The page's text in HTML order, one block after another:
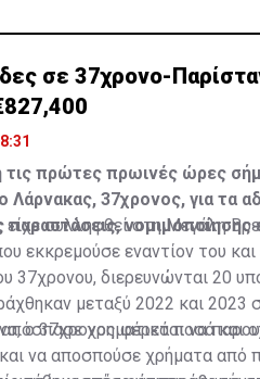
σε 37χρονο-
πρώτες πρωινές ώρες
Λάρνακας, 37χρονος, για τα
παραστάσεις,
συλληφθεί στη Μεγάλη
εκκρεμούσε εναντίον του
37χρονου, διερευνώνται 20
μεταξύ 2022 και
χρηματικά ποσά και
ο 37χρονος φέρεται να
να αποσπούσε χρήματα από